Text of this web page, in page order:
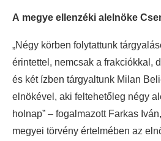
A megye ellenzéki alelnöke
„Négy körben folytattunk
érintettel, nemcsak a frakciókkal,
és két ízben tárgyaltunk Milan
elnökével, aki feltehetőleg négy
holnap” – fogalmazott Farkas
megyei törvény értelmében az